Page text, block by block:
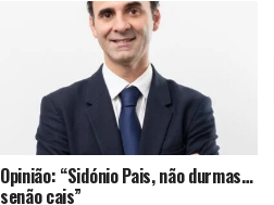
Opinião: “Sidónio Pais, não durmas…
senão cais”